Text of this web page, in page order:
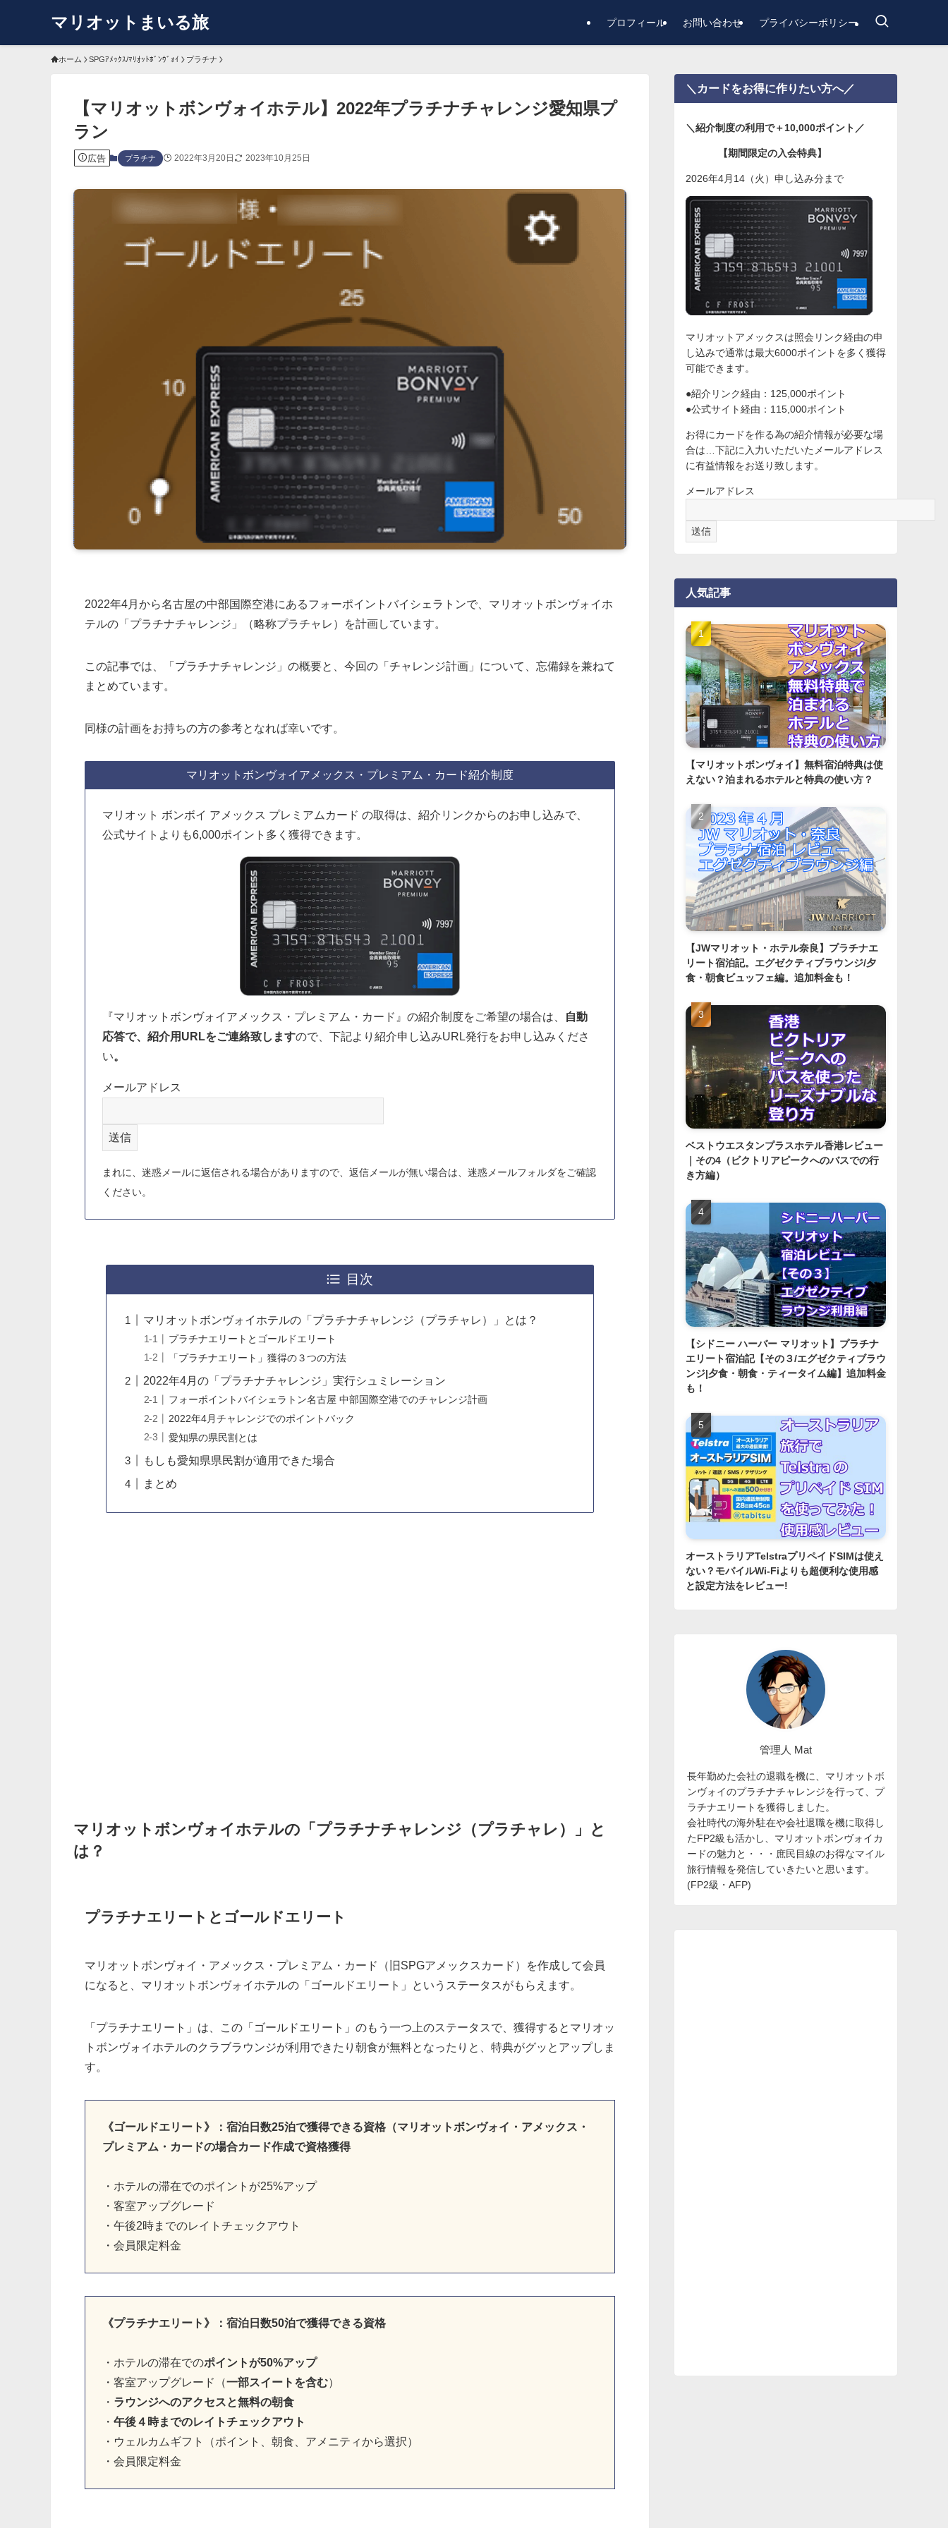
マリオットまいる旅 プロフィール お問い合わせ プライバシーポリシー
ホーム SPGｱﾒｯｸｽ/ﾏﾘｵｯﾄﾎﾞﾝｳﾞｫｲ プラチナ
【マリオットボンヴォイホテル】2022年プラチナチャレンジ愛知県プ
ラン
広告 プラチナ 2022年3月20日 2023年10月25日
2022年4月から名古屋の中部国際空港にあるフォーポイントバイシェラトンで、マリオットボンヴォイホ
テルの「プラチナチャレンジ」（略称プラチャレ）を計画しています。
この記事では、「プラチナチャレンジ」の概要と、今回の「チャレンジ計画」について、忘備録を兼ねて
まとめています。
同様の計画をお持ちの方の参考となれば幸いです。
マリオットボンヴォイアメックス・プレミアム・カード紹介制度
マリオット ボンボイ アメックス プレミアムカード の取得は、紹介リンクからのお申し込みで、
公式サイトよりも6,000ポイント多く獲得できます。
『マリオットボンヴォイアメックス・プレミアム・カード』の紹介制度をご希望の場合は、
自動
応答で、紹介用URLをご連絡致しますので、下記より紹介申し込みURL発行をお申し込みくださ
い。
メールアドレス
まれに、迷惑メールに返信される場合がありますので、返信メールが無い場合は、迷惑メールフォルダをご確認
ください。
目次
マリオットボンヴォイホテルの「プラチナチャレンジ（プラチャレ）」とは？
プラチナエリートとゴールドエリート
「プラチナエリート」獲得の３つの方法
2022年4月の「プラチナチャレンジ」実行シュミレーション
フォーポイントバイシェラトン名古屋 中部国際空港でのチャレンジ計画
2022年4月チャレンジでのポイントバック
愛知県の県民割とは
もしも愛知県県民割が適用できた場合
まとめ
マリオットボンヴォイホテルの「プラチナチャレンジ（プラチャレ）」と
は？
プラチナエリートとゴールドエリート
マリオットボンヴォイ・アメックス・プレミアム・カード（旧SPGアメックスカード）を作成して会員
になると、マリオットボンヴォイホテルの「ゴールドエリート」というステータスがもらえます。
「プラチナエリート」は、この「ゴールドエリート」のもう一つ上のステータスで、獲得するとマリオッ
トボンヴォイホテルのクラブラウンジが利用できたり朝食が無料となったりと、特典がグッとアップしま
す。
《ゴールドエリート》：宿泊日数25泊で獲得できる資格（マリオットボンヴォイ・アメックス・
プレミアム・カードの場合カード作成で資格獲得
・ホテルの滞在でのポイントが25%アップ
・客室アップグレード
・午後2時までのレイトチェックアウト
・会員限定料金
《プラチナエリート》：宿泊日数50泊で獲得できる資格
・ホテルの滞在でのポイントが50%アップ
・客室アップグレード（一部スイートを含む）
・ ラウンジへのアクセスと無料の朝食
・ 午後４時までのレイトチェックアウト
・ウェルカムギフト（ポイント、朝食、アメニティから選択）
・会員限定料金
＼カードをお得に作りたい方へ／
＼紹介制度の利用で＋10,000ポイント／
【期間限定の入会特典】
2026年4月14（火）申し込み分まで
マリオットアメックスは照会リンク経由の申
し込みで通常は最大6000ポイントを多く獲得
可能できます。
●紹介リンク経由：125,000ポイント
●公式サイト経由：115,000ポイント
お得にカードを作る為の紹介情報が必要な場
合は…下記に入力いただいたメールアドレス
に有益情報をお送り致します。
メールアドレス
人気記事
【マリオットボンヴォイ】無料宿泊特典は使
えない？泊まれるホテルと特典の使い方？
【JWマリオット・ホテル奈良】プラチナエ
リート宿泊記。エグゼクティブラウンジ/夕
食・朝食ビュッフェ編。追加料金も！
ベストウエスタンプラスホテル香港レビュー
｜その4（ビクトリアピークへのバスでの行
き方編）
【シドニー ハーバー マリオット】プラチナ
エリート宿泊記【その３/エグゼクティブラウ
ンジ|夕食・朝食・ティータイム編】追加料金
も！
オーストラリアTelstraプリペイドSIMは使え
ない？モバイルWi-Fiよりも超便利な使用感
と設定方法をレビュー!
管理人 Mat
長年勤めた会社の退職を機に、マリオットボ
ンヴォイのプラチナチャレンジを行って、プ
ラチナエリートを獲得しました。
会社時代の海外駐在や会社退職を機に取得し
たFP2級も活かし、マリオットボンヴォイカ
ードの魅力と・・・庶民目線のお得なマイル
旅行情報を発信していきたいと思います。
(FP2級・AFP)